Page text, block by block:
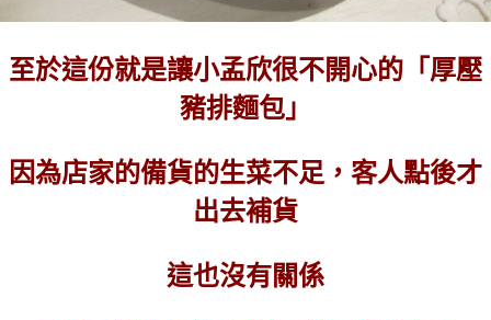
至於這份就是讓小孟欣很不開心的「厚壓
豬排麵包」
因為店家的備貨的生菜不足，客人點後才
出去補貨
這也沒有關係